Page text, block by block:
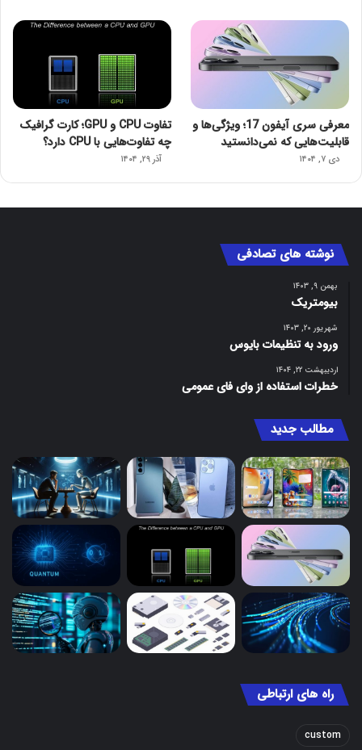
معرفی سری آیفون 17؛ ویژگی‌ها و
قابلیت‌هایی که نمی‌دانستید
دی ۷, ۱۴۰۴
تفاوت CPU و GPU؛ کارت گرافیک
چه تفاوت‌هایی با CPU دارد؟
آذر ۲۹, ۱۴۰۴
نوشته های تصادفی
بهمن ۹, ۱۴۰۳
بیومتریک
شهریور ۲۰, ۱۴۰۳
ورود به تنظیمات بایوس
اردیبهشت ۲۲, ۱۴۰۴
خطرات استفاده از وای‌ فای عمومی
مطالب جدید
راه های ارتباطی
custom